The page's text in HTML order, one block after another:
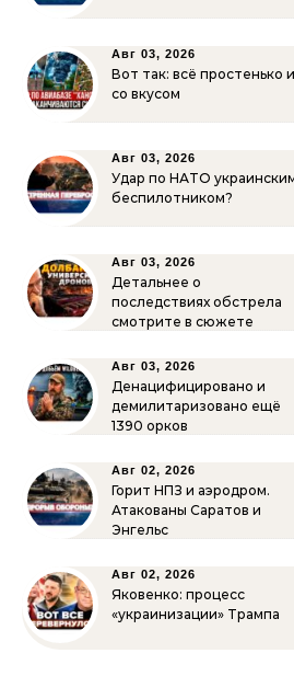
Авг 03, 2026
Вот так: всё простенько и
со вкусом
Авг 03, 2026
Удар по НАТО
беспилотником?
Авг 03, 2026
Детальнее о
последствиях обстрела
смотрите в сюжете
Авг 03, 2026
Денацифицировано и
демилитаризовано ещё
1390 орков
Авг 02, 2026
Горит НПЗ и аэродром.
Атакованы Саратов и
Энгельс
Авг 02, 2026
Яковенко: процесс
«украинизации» Трампа